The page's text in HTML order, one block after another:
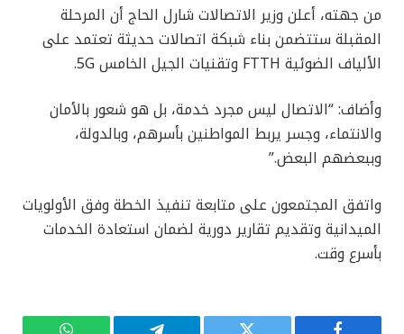
من جهته، أعلن وزير الاتصالات شارل الحاج أن المرحلة
المقبلة ستتضمن بناء شبكة اتصالات حديثة تعتمد على
الألياف الضوئية FTTH وتقنيات الجيل الخامس 5G.
وأضاف: “الاتصال ليس مجرد خدمة، بل هو شعور بالأمان
والانتماء، وجسر يربط المواطنين بأسرهم، وبالدولة،
وببعضهم البعض.”
واتفق المجتمعون على متابعة تنفيذ الخطة وفق الأولويات
الميدانية وتقديم تقارير دورية لضمان استعادة الخدمات
بأسرع وقت.